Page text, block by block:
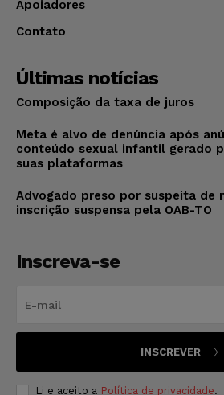
Apoiadores
Contato
Últimas notícias
Composição da taxa de juros
Meta é alvo de denúncia após
conteúdo sexual infantil gerado
suas plataformas
Advogado preso por suspeita de
inscrição suspensa pela OAB-TO
Inscreva-se
INSCREVER
Li e aceito a Política de privacidade.